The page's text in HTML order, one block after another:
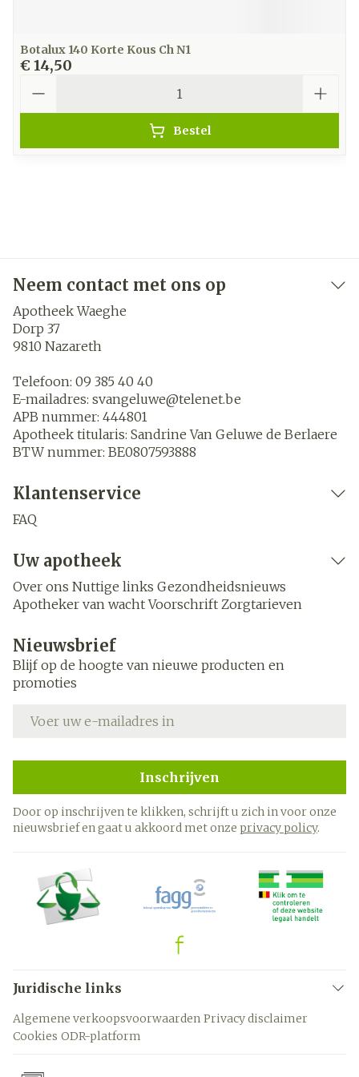
Botalux 140 Korte Kous Ch N1
€ 14,50
Bestel
Neem contact met ons op
Apotheek Waeghe
Dorp 37
9810 Nazareth
Telefoon: 09 385 40 40
E-mailadres: svangeluwe@telenet.be
APB nummer: 444801
Apotheek titularis: Sandrine Van Geluwe de Berlaere
BTW nummer: BE0807593888
Klantenservice
FAQ
Uw apotheek
Over ons Nuttige links Gezondheidsnieuws
Apotheker van wacht Voorschrift Zorgtarieven
Nieuwsbrief
Blijf op de hoogte van nieuwe producten en
promoties
Inschrijven
Door op inschrijven te klikken, schrijft u zich in voor onze
nieuwsbrief en gaat u akkoord met onze privacy policy.
Juridische links
Algemene verkoopsvoorwaarden Privacy disclaimer
Cookies ODR-platform